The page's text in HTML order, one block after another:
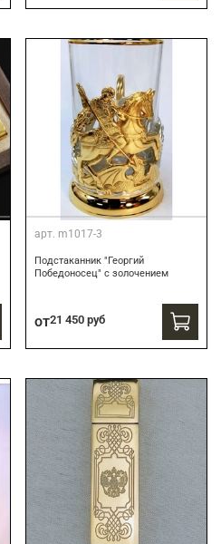
арт. m1017-3
Подстаканник "Георгий
Победоносец" с золочением
от21 450 руб